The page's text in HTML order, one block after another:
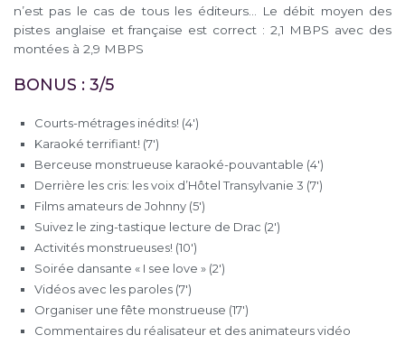
n’est pas le cas de tous les éditeurs… Le débit moyen des
pistes anglaise et française est correct : 2,1 MBPS avec des
montées à 2,9 MBPS
BONUS : 3/5
Courts-métrages inédits! (4′)
Karaoké terrifiant! (7′)
Berceuse monstrueuse karaoké-pouvantable (4′)
Derrière les cris: les voix d’Hôtel Transylvanie 3 (7′)
Films amateurs de Johnny (5′)
Suivez le zing-tastique lecture de Drac (2′)
Activités monstrueuses! (10′)
Soirée dansante « I see love » (2′)
Vidéos avec les paroles (7′)
Organiser une fête monstrueuse (17′)
Commentaires du réalisateur et des animateurs vidéo